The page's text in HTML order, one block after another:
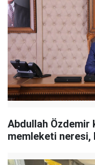
Abdullah Özdemir
memleketi neresi,